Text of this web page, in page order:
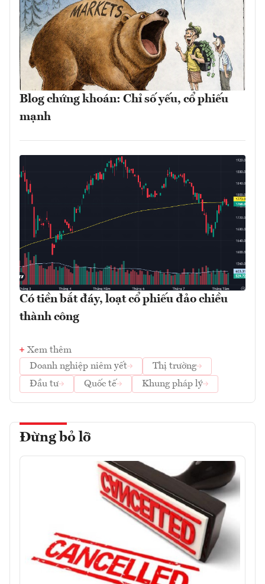
Blog chứng khoán: Chỉ số yếu, cổ phiếu
mạnh
Có tiền bắt đáy, loạt cổ phiếu đảo chiều
thành công
Xem thêm
Doanh nghiệp niêm yết
Thị trường
Đầu tư
Quốc tế Khung pháp lý
Đừng bỏ lỡ